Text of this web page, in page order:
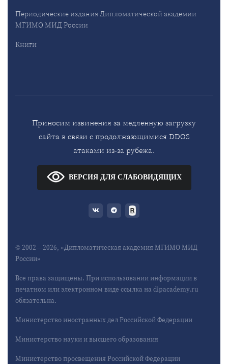
Периодические издания Дипломатической академии
МГИМО МИД России
Книги
Приносим извинения за медленную загрузку
сайта в связи с продолжающимися DDOS
атаками из-за рубежа.
ВЕРСИЯ ДЛЯ СЛАБОВИДЯЩИХ
© 2002—2026, «Дипломатическая академия МГИМО МИД
России»
Все права защищены. При использовании информации в
печатном или электронном виде ссылка на dipacademy.ru
обязательна.
Министерство иностранных дел Российской Федерации
Министерство науки и высшего образования
Министерство просвещения Российской Федерации